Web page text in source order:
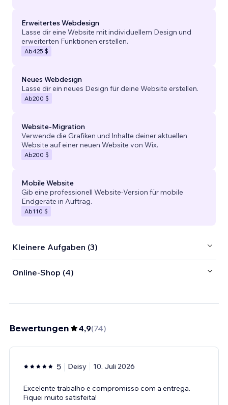
Erweitertes Webdesign
Lasse dir eine Website mit individuellem Design und
erweiterten Funktionen erstellen.
Ab425 $
Neues Webdesign
Lasse dir ein neues Design für deine Website erstellen.
Ab200 $
Website-Migration
Verwende die Grafiken und Inhalte deiner aktuellen
Website auf einer neuen Website von Wix.
Ab200 $
Mobile Website
Gib eine professionell Website-Version für mobile
Endgeräte in Auftrag.
Ab110 $
Kleinere Aufgaben (3)
Online-Shop (4)
Bewertungen 4,9(74)
5 Deisy 10. Juli 2026
Excelente trabalho e compromisso com a entrega.
Fiquei muito satisfeita!